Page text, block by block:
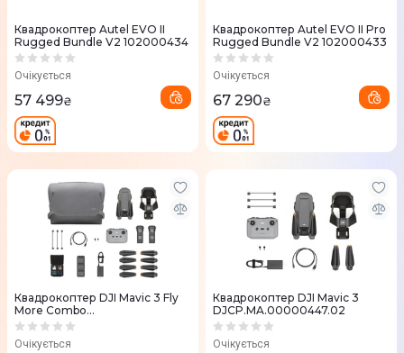
Квадрокоптер Autel EVO II
Rugged Bundle V2 102000434
Очікується
57 499₴
Квадрокоптер Autel EVO II Pro
Rugged Bundle V2 102000433
Очікується
67 290₴
Квадрокоптер DJI Mavic 3 Fly
More Combo
DJCP.MA.00000452.02
Очікується
Квадрокоптер DJI Mavic 3
DJCP.MA.00000447.02
Очікується